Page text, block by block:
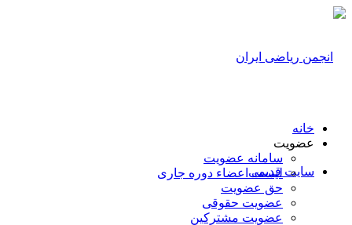
سایت قدیمی
خانه
عضویت
سامانه عضویت
لیست اعضاء دوره جاری
حق عضویت
عضویت حقوقی
عضویت مشترکین